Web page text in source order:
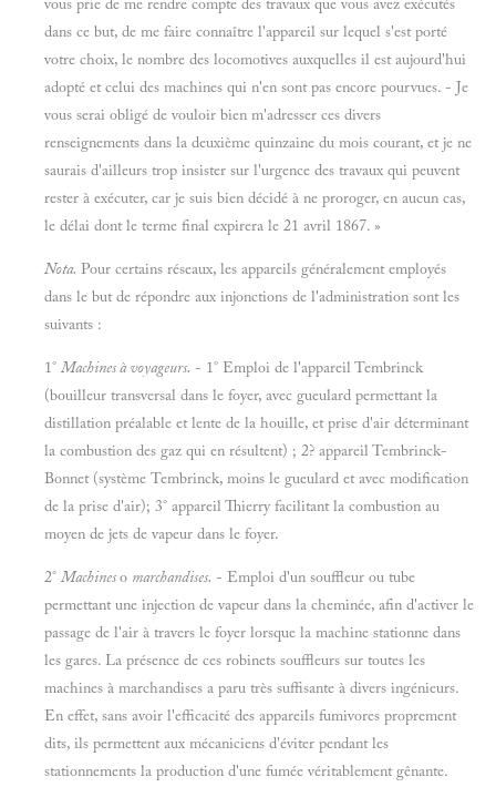
dans ce but, de me faire connaître l'appareil sur lequel s'est porté
votre choix, le nombre des locomotives auxquelles il est aujourd'hui
adopté et celui des machines qui n'en sont pas encore pourvues. - Je
vous serai obligé de vouloir bien m'adresser ces divers
renseignements dans la deuxième quinzaine du mois courant, et je ne
saurais d'ailleurs trop insister sur l'urgence des travaux qui peuvent
rester à exécuter, car je suis bien décidé à ne proroger, en aucun cas,
le délai dont le terme final expirera le 21 avril 1867. »
Nota. Pour certains réseaux, les appareils généralement employés
dans le but de répondre aux injonctions de l'administration sont les
suivants :
1° Machinesàvoyageurs. - 1° Emploi de l'appareil Tembrinck
(bouilleur transversal dans le foyer, avec gueulard permettant la
distillation préalable et lente de la houille, et prise d'air déterminant
la combustion des gaz qui en résultent) ; 2? appareil Tembrinck-
Bonnet (système Tembrinck, moins le gueulard et avec modification
de la prise d'air); 3° appareil Thierry facilitant la combustion au
moyen de jets de vapeur dans le foyer.
2° Machineso marchandises. - Emploi d'un souffleur ou tube
permettant une injection de vapeur dans la cheminée, afin d'activer le
passage de l'air à travers le foyer lorsque la machine stationne dans
les gares. La présence de ces robinets souffleurs sur toutes les
machines à marchandises a paru très suffisante à divers ingénieurs.
En effet, sans avoir l'efficacité des appareils fumivores proprement
dits, ils permettent aux mécaniciens d'éviter pendant les
stationnements la production d'une fumée véritablement gênante.